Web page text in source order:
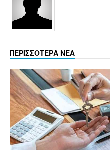
ΠΕΡΙΣΣΟΤΕΡΑ ΝΕΑ